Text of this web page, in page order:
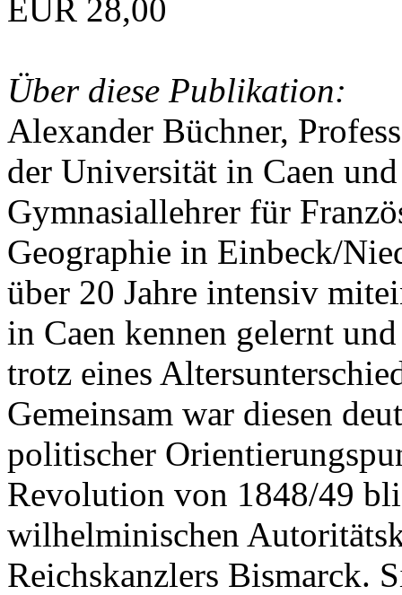
EUR 28,00
Über diese Publikation:
Alexander Büchner,
der Universität in Caen
Gymnasiallehrer für
Geographie in Einbeck/
über 20 Jahre intensiv
in Caen kennen gelernt
trotz eines
Gemeinsam war diesen
politischer
Revolution von 1848/49
wilhelminischen
Reichskanzlers Bismarck.